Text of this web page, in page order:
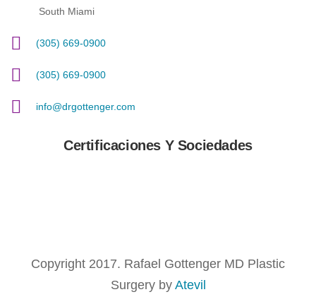
South Miami
(305) 669-0900
(305) 669-0900
info@drgottenger.com
Certificaciones Y Sociedades
Copyright 2017. Rafael Gottenger MD Plastic
Surgery by Atevil